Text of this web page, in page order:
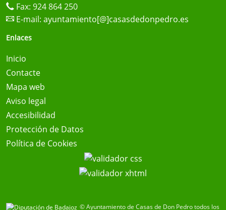
Fax: 924 864 250
E-mail: ayuntamiento[@]casasdedonpedro.es
Enlaces
Inicio
Contacte
Mapa web
Aviso legal
Accesibilidad
Protección de Datos
Política de Cookies
© Ayuntamiento de Casas de Don Pedro todos los